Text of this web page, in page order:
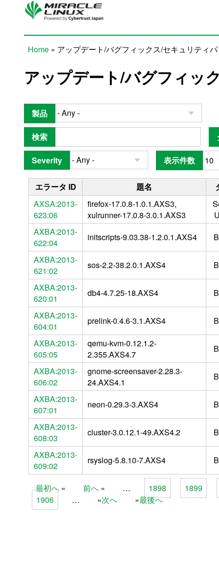
Skip to main content
Home » アップデート/バグフィックス/セキュリティ
アップデート/バグフィッ
製品
検索
Severity 表示件数
エラータ ID 題名
AXSA:2013-
623:06
firefox-17.0.8-1.0.1.AXS3,
xulrunner-17.0.8-3.0.1.AXS3
AXBA:2013-
622:04
initscripts-9.03.38-1.2.0.1.AXS4
AXBA:2013-
621:02
sos-2.2-38.2.0.1.AXS4
AXBA:2013-
620:01
db4-4.7.25-18.AXS4
AXBA:2013-
604:01
prelink-0.4.6-3.1.AXS4
AXBA:2013-
605:05
qemu-kvm-0.12.1.2-
2.355.AXS4.7
AXBA:2013-
606:02
gnome-screensaver-2.28.3-
24.AXS4.1
AXBA:2013-
607:01
neon-0.29.3-3.AXS4
AXBA:2013-
608:03
cluster-3.0.12.1-49.AXS4.2
AXBA:2013-
609:02
rsyslog-5.8.10-7.AXS4
Pages
最初へ 前へ … 1898
1899
1906
… 次へ 最後へ